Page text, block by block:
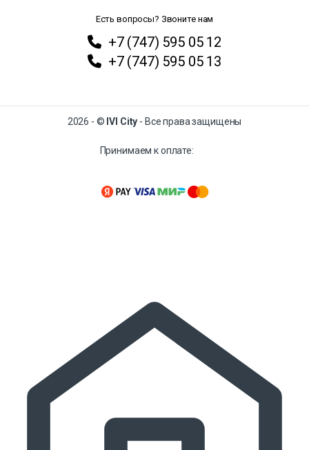
Есть вопросы? Звоните нам
+7 (747) 595 05 12
+7 (747) 595 05 13
2026 - © IVI City - Все права защищены
Принимаем к оплате: